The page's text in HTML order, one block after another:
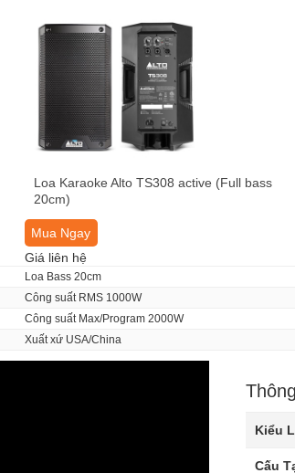
Loa Karaoke Alto TS308 active (Full bass
20cm)
Mua Ngay
Giá liên hệ
Loa Bass 20cm
Công suất RMS 1000W
Công suất Max/Program 2000W
Xuất xứ USA/China
Kiểu
Cấu